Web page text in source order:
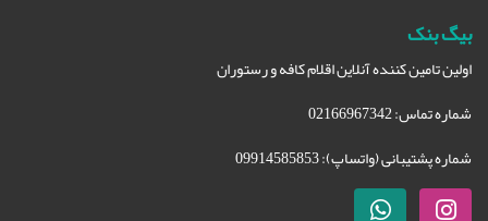
بیگ بنک
اولین تامین کننده آنلاین اقلام کافه و رستوران
شماره تماس: 02166967342
شماره پشتیبانی (واتساپ): 09914585853